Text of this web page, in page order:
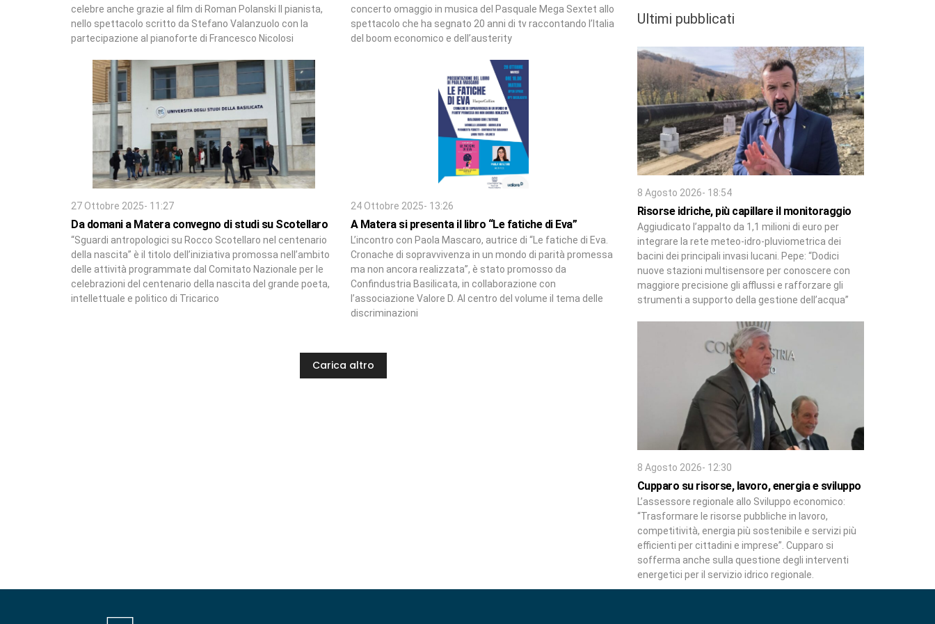
celebre anche grazie al film di Roman Polanski Il pianista,
nello spettacolo scritto da Stefano Valanzuolo con la
partecipazione al pianoforte di Francesco Nicolosi
concerto omaggio in musica del Pasquale Mega Sextet allo
spettacolo che ha segnato 20 anni di tv raccontando l’Italia
del boom economico e dell’austerity
27 Ottobre 2025- 11:27
Da domani a Matera convegno di studi su Scotellaro
“Sguardi antropologici su Rocco Scotellaro nel centenario
della nascita” è il titolo dell’iniziativa promossa nell’ambito
delle attività programmate dal Comitato Nazionale per le
celebrazioni del centenario della nascita del grande poeta,
intellettuale e politico di Tricarico
24 Ottobre 2025- 13:26
A Matera si presenta il libro “Le fatiche di Eva”
L’incontro con Paola Mascaro, autrice di “Le fatiche di Eva.
Cronache di sopravvivenza in un mondo di parità promessa
ma non ancora realizzata”, è stato promosso da
Confindustria Basilicata, in collaborazione con
l’associazione Valore D. Al centro del volume il tema delle
discriminazioni
Carica altro
Ultimi pubblicati
8 Agosto 2026- 18:54
Risorse idriche, più capillare il monitoraggio
Aggiudicato l’appalto da 1,1 milioni di euro per
integrare la rete meteo-idro-pluviometrica dei
bacini dei principali invasi lucani. Pepe: “Dodici
nuove stazioni multisensore per conoscere con
maggiore precisione gli afflussi e rafforzare gli
strumenti a supporto della gestione dell’acqua”
8 Agosto 2026- 12:30
Cupparo su risorse, lavoro, energia e sviluppo
L’assessore regionale allo Sviluppo economico:
“Trasformare le risorse pubbliche in lavoro,
competitività, energia più sostenibile e servizi più
efficienti per cittadini e imprese”. Cupparo si
sofferma anche sulla questione degli interventi
energetici per il servizio idrico regionale.